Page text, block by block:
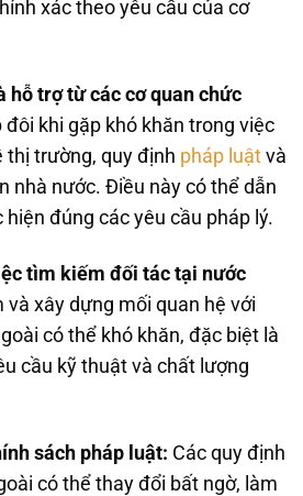
xác theo yêu cầu của cơ
hỗ trợ từ các cơ quan chức
đôi khi gặp khó khăn trong việc
thị trường, quy định pháp luật và
nhà nước. Điều này có thể dẫn
đúng các yêu cầu pháp lý.
tìm kiếm đối tác tại nước
và xây dựng mối quan hệ với
có thể khó khăn, đặc biệt là
cầu kỹ thuật và chất lượng
sách pháp luật: Các quy định
có thể thay đổi bất ngờ, làm